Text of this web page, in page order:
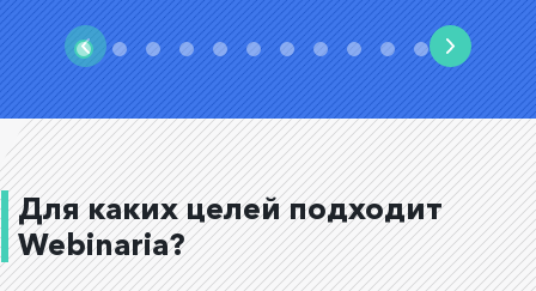
Для каких целей подходит
Webinaria?